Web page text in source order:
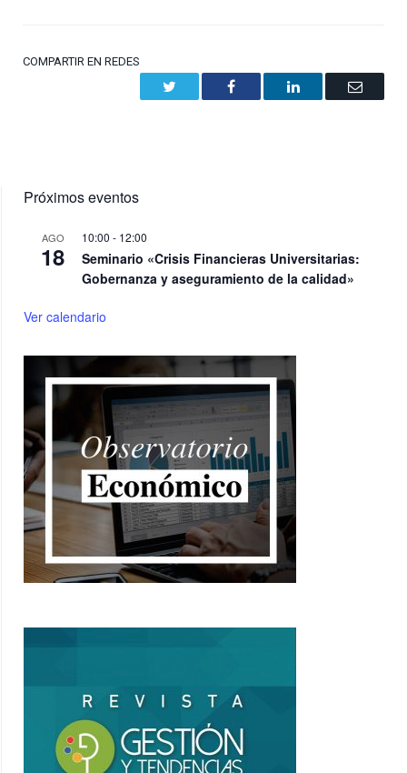
COMPARTIR EN REDES
Facebook LinkedIn Email
Próximos eventos
AGO
18
10:00 - 12:00
Seminario «Crisis Financieras Universitarias:
Gobernanza y aseguramiento de la calidad»
Ver calendario